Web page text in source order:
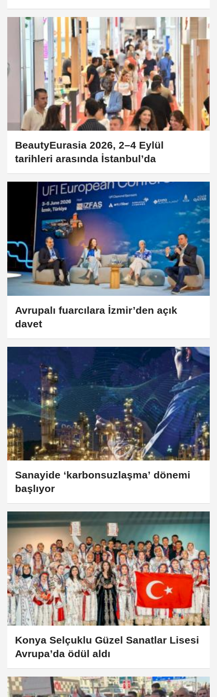
BeautyEurasia 2026, 2–4 Eylül
tarihleri arasında İstanbul’da
Avrupalı fuarcılara İzmir’den açık
davet
Sanayide ‘karbonsuzlaşma’ dönemi
başlıyor
Konya Selçuklu Güzel Sanatlar Lisesi
Avrupa’da ödül aldı